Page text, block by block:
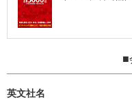
■
英文社名